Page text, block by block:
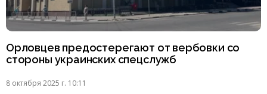
Орловцев предостерегают от вербовки со
стороны украинских спецслужб
8 октября 2025 г. 10:11